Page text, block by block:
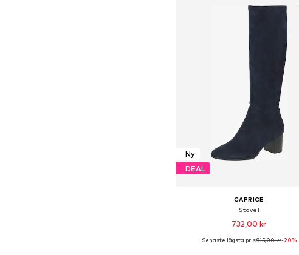
Ny
DEAL
CAPRICE
Stövel
732,00 kr
Tillgänglig i många storlekar
Senaste lägsta pris:915,00 kr-20%